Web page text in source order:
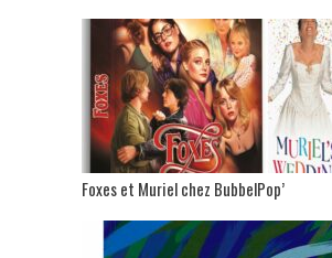
Foxes et Muriel chez BubbelPop’